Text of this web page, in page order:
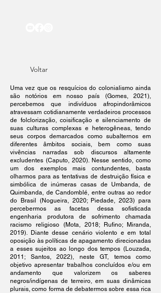
Voltar
Uma vez que os resquícios do colonialismo ainda
são notórios em nosso país (Gomes, 2021),
percebemos que indivíduos afropindorâmicos
atravessam cotidianamente verdadeiros processos
de folclorização, coisificação e silenciamento de
suas culturas complexas e heterogêneas, tendo
seus corpos demarcados como subalternos em
diferentes âmbitos sociais, bem como suas
vivências narradas sob discursos altamente
excludentes (Caputo, 2020). Nesse sentido, como
um dos exemplos mais contundentes, basta
olharmos para as tentativas de destruição física e
simbólica de inúmeras casas de Umbanda, de
Quimbanda, de Candomblé, entre outras ao redor
do Brasil (Nogueira, 2020; Piedade, 2023) para
percebermos as facetas dessa sofisticada
engenharia produtora de sofrimento chamada
racismo religioso (Mota, 2018; Rufino; Miranda,
2019). Diante desse cenário violento e em total
oposição às políticas de apagamento direcionadas
a esses sujeitos ao longo dos tempos (Louzada,
2011; Santos, 2022), neste GT, temos como
objetivo apresentar trabalhos concluídos e/ou em
andamento que valorizem os saberes
negros/indígenas de terreiro, em suas dinâmicas
plurais, como forma de debatermos sobre essa rica